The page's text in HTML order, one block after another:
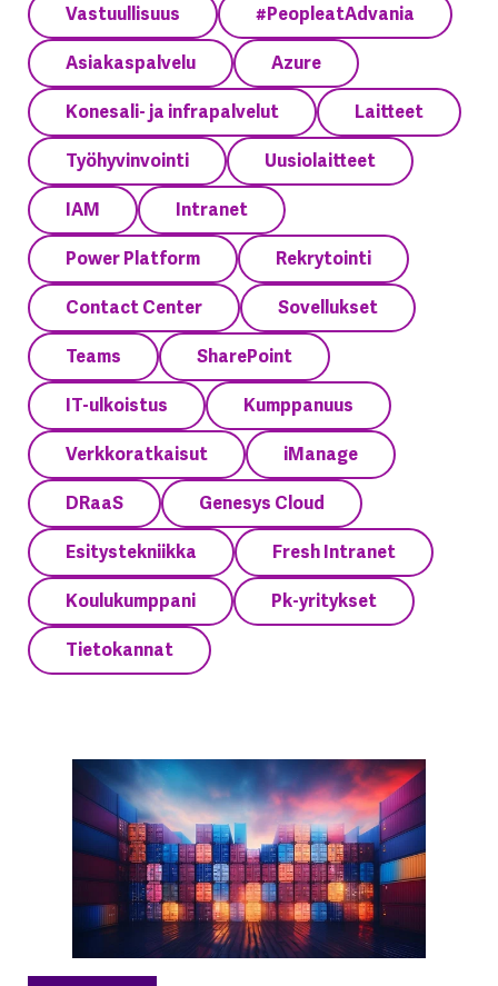
Vastuullisuus #PeopleatAdvania
Asiakaspalvelu Azure
Konesali- ja infrapalvelut Laitteet
Työhyvinvointi Uusiolaitteet
IAM Intranet
Power Platform Rekrytointi
Contact Center Sovellukset
Teams SharePoint
IT-ulkoistus Kumppanuus
Verkkoratkaisut iManage
DRaaS Genesys Cloud
Esitystekniikka Fresh Intranet
Koulukumppani Pk-yritykset
Tietokannat